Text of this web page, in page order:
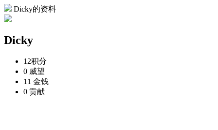
Dicky的资料
Dicky
12积分
0 威望
11 金钱
0 贡献